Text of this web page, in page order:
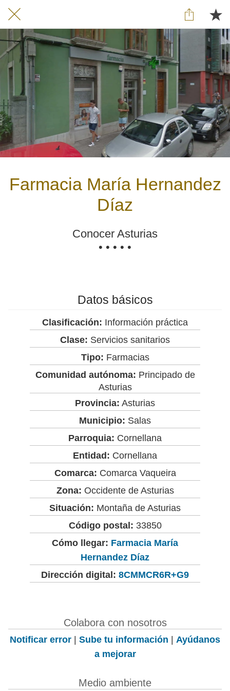
Farmacia María Hernandez
Díaz
Conocer Asturias
• • • • •
Datos básicos
Clasificación: Información práctica
Clase: Servicios sanitarios
Tipo: Farmacias
Comunidad autónoma: Principado de
Asturias
Provincia: Asturias
Municipio: Salas
Parroquia: Cornellana
Entidad: Cornellana
Comarca: Comarca Vaqueira
Zona: Occidente de Asturias
Situación: Montaña de Asturias
Código postal: 33850
Cómo llegar: Farmacia María
Hernandez Díaz
Dirección digital: 8CMMCR6R+G9
Colabora con nosotros
Notificar error | Sube tu información | Ayúdanos
a mejorar
Medio ambiente